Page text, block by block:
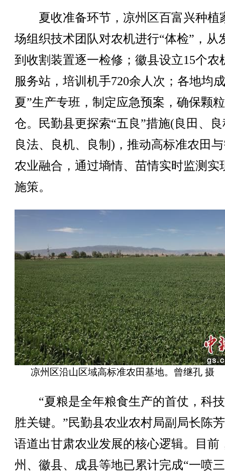
夏收准备环节，凉州区百富兴种植
场组织技术团队对农机进行“体检”，从
到收割装置逐一检修；徽县设立15个农
服务站，培训机手720余人次；各地均
夏”生产专班，制定应急预案，确保颗
仓。民勤县更探索“五良”措施(良田、
良法、良机、良制)，推动高标准农田
农业融合，通过墒情、苗情实时监测实
施策。
凉州区沿山区域高标准农田基地。曾继孔 摄
“夏粮是全年粮食生产的首仗，科
胜关键。”民勤县农业农村局副局长陈
语道出甘肃农业发展的核心逻辑。目前
州、徽县、成县等地已累计完成“一喷